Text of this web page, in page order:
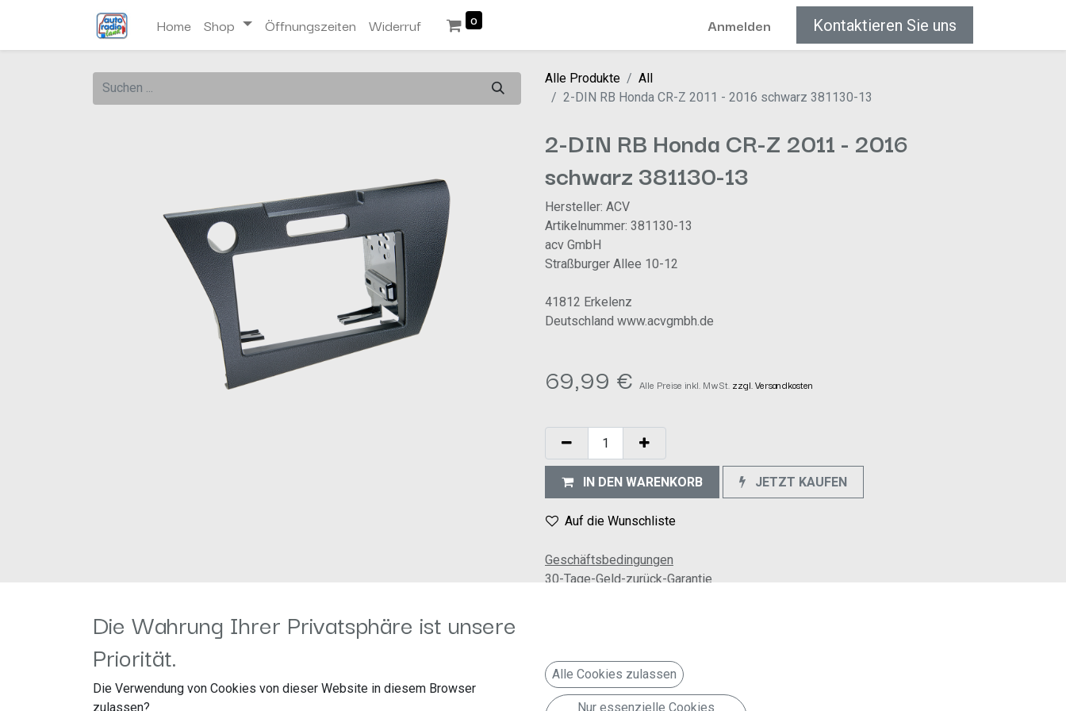
Home Shop Öffnungszeiten Widerruf 0 Anmelden Kontaktieren Sie uns
Alle Produkte
All
2-DIN RB Honda CR-Z 2011 - 2016 schwarz 381130-13
2-DIN RB Honda CR-Z 2011 - 2016
schwarz 381130-13
Hersteller: ACV
Artikelnummer: 381130-13
acv GmbH
Straßburger Allee 10-12
41812 Erkelenz
Deutschland www.acvgmbh.de
69,99 € Alle Preise inkl. MwSt. zzgl. Versandkosten
IN DEN WARENKORB JETZT KAUFEN
Auf die Wunschliste
Geschäftsbedingungen
30-Tage-Geld-zurück-Garantie
Die Wahrung Ihrer Privatsphäre ist unsere
Priorität.
Die Verwendung von Cookies von dieser Website in diesem Browser
zulassen?
Alle Cookies zulassen
Nur essenzielle Cookies